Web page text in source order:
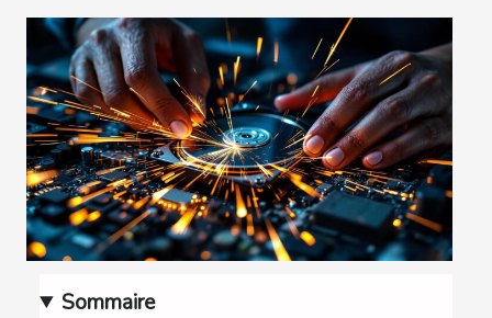
Sommaire